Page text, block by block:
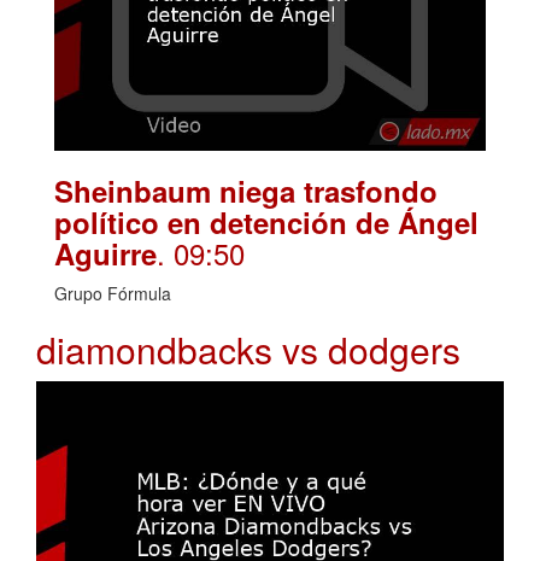
Sheinbaum niega trasfondo
político en detención de Ángel
Aguirre. 09:50
Grupo Fórmula
diamondbacks vs dodgers